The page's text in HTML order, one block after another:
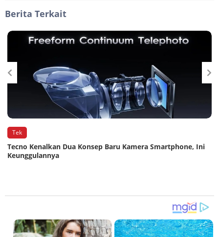
Berita Terkait
Tek
Tecno Kenalkan Dua Konsep Baru Kamera Smartphone, Ini
Keunggulannya